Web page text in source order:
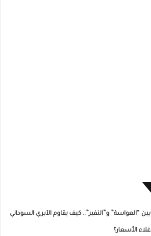
بين “العواسة” و”النفير”.. كيف يقاوم الآبري السوداني
غلاء الأسعار؟